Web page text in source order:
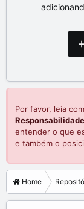
Por favor, leia
Responsabilidade
entender o que
e também o
Home